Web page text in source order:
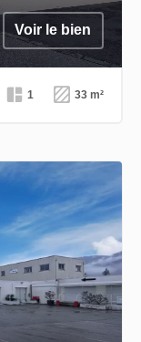
Voir le bien
1 33 m²